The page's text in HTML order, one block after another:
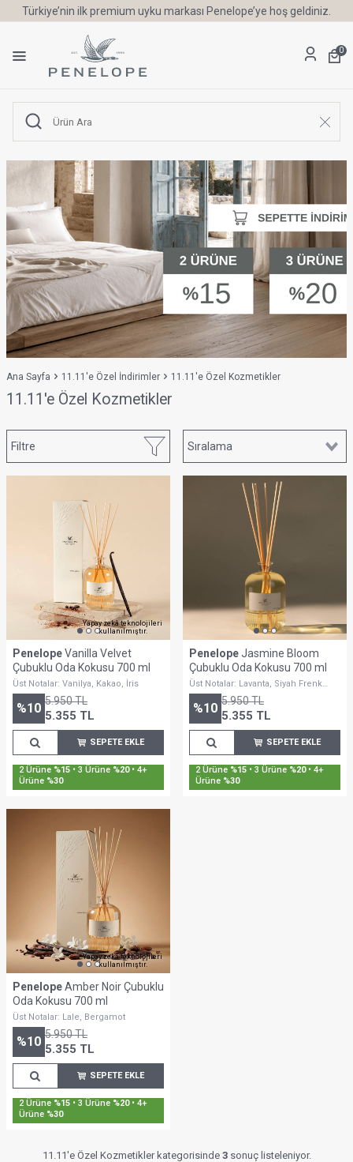
Türkiye’nin ilk premium uyku markası Penelope’ye hoş geldiniz.
0
Ana Sayfa 11.11'e Özel İndirimler 11.11'e Özel Kozmetikler
11.11'e Özel Kozmetikler
Filtre
Yapay zekâ teknolojileri
kullanılmıştır.
PenelopeVanilla Velvet
Çubuklu Oda Kokusu 700 ml
Üst Notalar: Vanilya, Kakao, İris
%10 5.950TL
5.355 TL
SEPETE EKLE
2 Ürüne %15 • 3 Ürüne %20• 4+
Ürüne %30
PenelopeJasmine Bloom
Çubuklu Oda Kokusu 700 ml
Üst Notalar: Lavanta, Siyah Frenk
Üzümü, Portakal
%10 5.950TL
5.355 TL
SEPETE EKLE
2 Ürüne %15 • 3 Ürüne %20• 4+
Ürüne %30
Yapay zekâ teknolojileri
kullanılmıştır.
PenelopeAmber Noir Çubuklu
Oda Kokusu 700 ml
Üst Notalar: Lale, Bergamot
%10 5.950TL
5.355 TL
SEPETE EKLE
2 Ürüne %15 • 3 Ürüne %20• 4+
Ürüne %30
11.11'e Özel Kozmetikler kategorisinde 3sonuç listeleniyor.